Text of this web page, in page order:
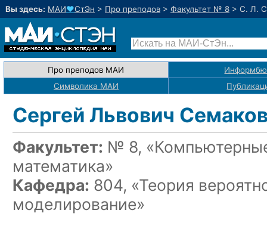
Вы здесь: МАИ♥СтЭн > Про преподов > Факультет № 8 > С. Л.
Про преподов МАИ
Символика МАИ
Сергей Львович
Факультет: № 8,
математика»
Кафедра: 804, «Теория
моделирование»